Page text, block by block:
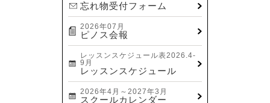
忘れ物受付フォーム
2026年07月
ピノス会報
レッスンスケジュール表2026.4-
9月
レッスンスケジュール
2026年4月～2027年3月
スクールカレンダー